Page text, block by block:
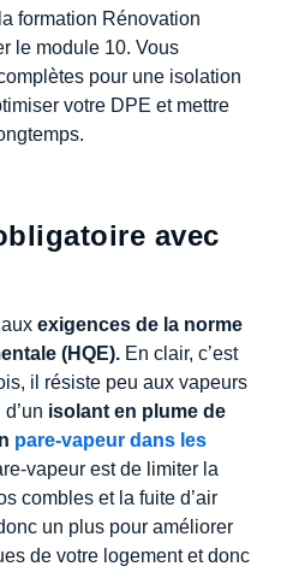
formation Rénovation
le module 10. Vous
pour une isolation
votre DPE et mettre
avec
exigences de la norme
(HQE). En clair, c’est
il résiste peu aux vapeurs
isolant en plume de
pare-vapeur dans les
vapeur est de limiter la
combles et la fuite d’air
un plus pour améliorer
de votre logement et donc